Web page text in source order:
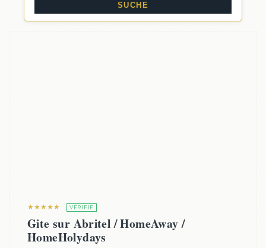
★★★★★ VÉRIFIÉ
Gite sur Abritel / HomeAway /
HomeHolydays